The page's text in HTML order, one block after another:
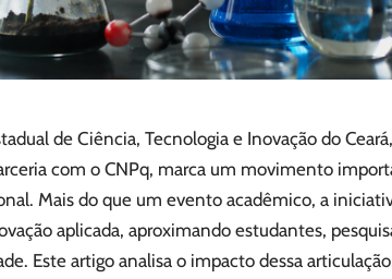
de Ciência, Tecnologia e Inovação do
com o CNPq, marca um movimento
Mais do que um evento acadêmico, a
aplicada, aproximando estudantes,
Este artigo analisa o impacto dessa